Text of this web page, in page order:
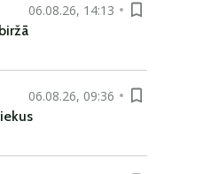
06.08.26, 14:13
biržā
06.08.26, 09:36